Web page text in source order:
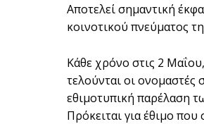
Αποτελεί σημαντική
κοινοτικού πνεύματος
Κάθε χρόνο στις 2
τελούνται οι ονομαστές
εθιμοτυπική παρέλαση
Πρόκειται για έθιμο